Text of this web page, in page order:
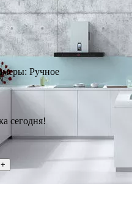
Ручное
сегодня!
+